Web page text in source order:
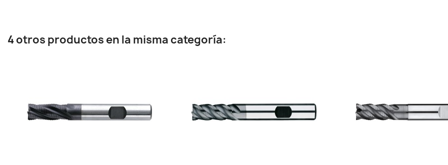
4 otros productos en la misma categoría: